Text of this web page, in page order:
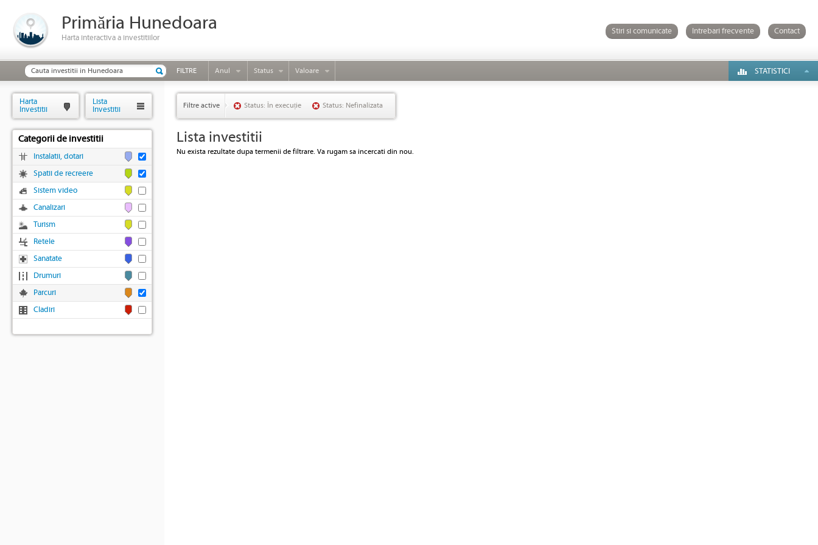
Primăria Hunedoara
Harta interactiva a investitiilor
Stiri si comunicate Intrebari frecvente Contact
FILTRE Anul Status Valoare STATISTICI
Filtre active Status: În execuție Status: Nefinalizata
Lista investitii
Nu exista rezultate dupa termenii de filtrare. Va rugam sa incercati din nou.
Harta
Investitii
Lista
Investitii
Categorii de investitii
Instalatii, dotari
Spatii de recreere
Sistem video
Canalizari
Turism
Retele
Sanatate
Drumuri
Parcuri
Cladiri